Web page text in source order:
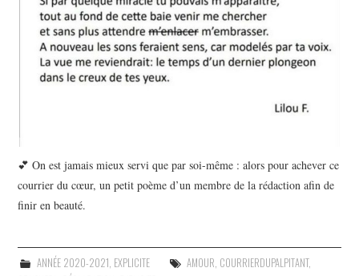
💕 On est jamais mieux servi que par soi-même : alors pour achever ce
courrier du cœur, un petit poème d’un membre de la rédaction afin de
finir en beauté.
ANNÉE 2020-2021, EXPLICITE AMOUR, COURRIERDUPALPITANT,